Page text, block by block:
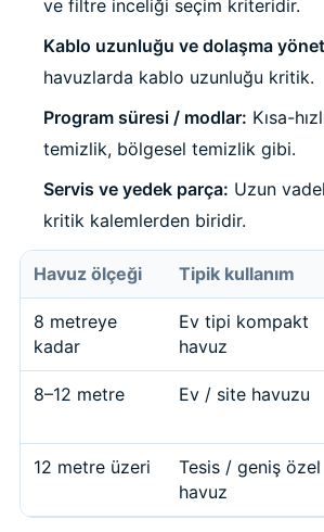
ve filtre inceliği seçim kriteridir.
Kablo uzunluğu ve dolaşma
havuzlarda kablo uzunluğu kritik.
Program süresi / modlar: Kısa-
temizlik, bölgesel temizlik gibi.
Servis ve yedek parça: Uzun
kritik kalemlerden biridir.
Havuz ölçeği Tipik kullanım
8 metreye
kadar
Ev tipi kompakt
havuz
8–12 metre Ev / site havuzu
12 metre üzeri
Tesis / geniş özel
havuz